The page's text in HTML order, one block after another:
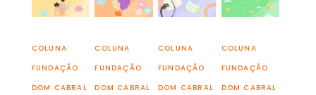
COLUNA
FUNDAÇÃO
DOM CABRAL
COLUNA
FUNDAÇÃO
DOM CABRAL
COLUNA
FUNDAÇÃO
DOM CABRAL
COLUNA
FUNDAÇÃO
DOM CABRAL